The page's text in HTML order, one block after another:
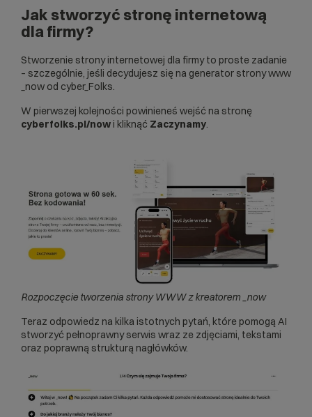
Jak stworzyć stronę internetową
dla firmy?
Stworzenie strony internetowej dla firmy to proste zadanie
– szczególnie, jeśli decydujesz się na generator strony www
_now od cyber_Folks.
W pierwszej kolejności powinieneś wejść na stronę
cyberfolks.pl/now i kliknąć Zaczynamy.
Rozpoczęcie tworzenia strony WWW z kreatorem _now
Teraz odpowiedz na kilka istotnych pytań, które pomogą AI
stworzyć pełnoprawny serwis wraz ze zdjęciami, tekstami
oraz poprawną strukturą nagłówków.